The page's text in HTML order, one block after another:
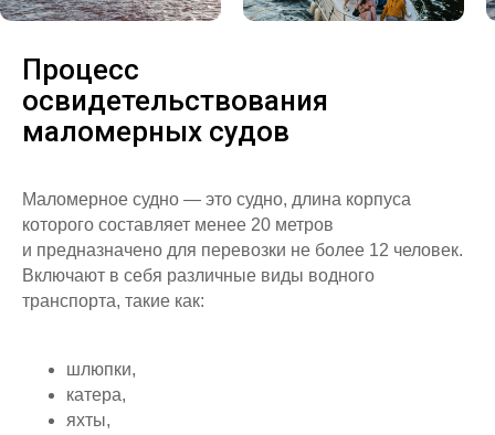
Процесс
освидетельствования
маломерных судов
Маломерное судно — это судно, длина корпуса
которого составляет менее 20 метров
и предназначено для перевозки не более 12 человек.
Включают в себя различные виды водного
транспорта, такие как:
шлюпки,
катера,
яхты,